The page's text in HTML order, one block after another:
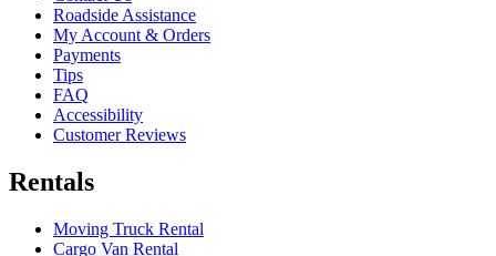
Roadside Assistance
My Account & Orders
Payments
Tips
FAQ
Accessibility
Customer Reviews
Rentals
Moving Truck Rental
Cargo Van Rental